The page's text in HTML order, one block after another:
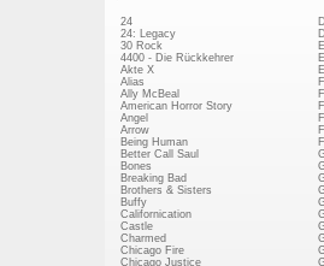
24
24: Legacy
30 Rock
4400 - Die Rückkehrer
Akte X
Alias
Ally McBeal
American Horror Story
Angel
Arrow
Being Human
Better Call Saul
Bones
Breaking Bad
Brothers & Sisters
Buffy
Californication
Castle
Charmed
Chicago Fire
Chicago Justice